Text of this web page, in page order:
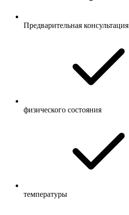
Предварительная консультация
физического состояния
температуры